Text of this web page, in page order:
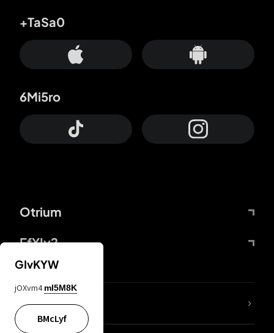
Otrium
FfYIy2
+TaSa0
6Mi5ro
KIjvtr
GIvKYW
jOXvm4 mI5M8K
BMcLyf